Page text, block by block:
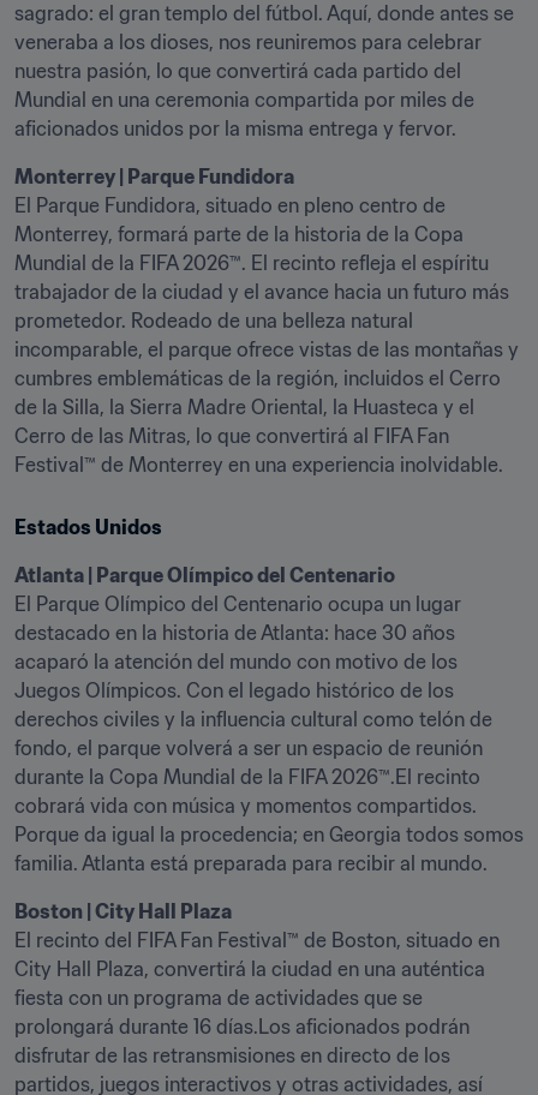
sagrado: el gran templo del fútbol. Aquí, donde antes se
veneraba a los dioses, nos reuniremos para celebrar
nuestra pasión, lo que convertirá cada partido del
Mundial en una ceremonia compartida por miles de
aficionados unidos por la misma entrega y fervor.
Monterrey | Parque Fundidora
El Parque Fundidora, situado en pleno centro de
Monterrey, formará parte de la historia de la Copa
Mundial de la FIFA 2026™. El recinto refleja el espíritu
trabajador de la ciudad y el avance hacia un futuro más
prometedor. Rodeado de una belleza natural
incomparable, el parque ofrece vistas de las montañas y
cumbres emblemáticas de la región, incluidos el Cerro
de la Silla, la Sierra Madre Oriental, la Huasteca y el
Cerro de las Mitras, lo que convertirá al FIFA Fan
Festival™ de Monterrey en una experiencia inolvidable.
Estados Unidos
El Parque Olímpico del Centenario ocupa un lugar
destacado en la historia de Atlanta: hace 30 años
acaparó la atención del mundo con motivo de los
Juegos Olímpicos. Con el legado histórico de los
derechos civiles y la influencia cultural como telón de
fondo, el parque volverá a ser un espacio de reunión
durante la Copa Mundial de la FIFA 2026™.El recinto
cobrará vida con música y momentos compartidos.
Porque da igual la procedencia; en Georgia todos somos
familia. Atlanta está preparada para recibir al mundo.
El recinto del FIFA Fan Festival™ de Boston, situado en
City Hall Plaza, convertirá la ciudad en una auténtica
fiesta con un programa de actividades que se
prolongará durante 16 días.Los aficionados podrán
disfrutar de las retransmisiones en directo de los
partidos, juegos interactivos y otras actividades, así